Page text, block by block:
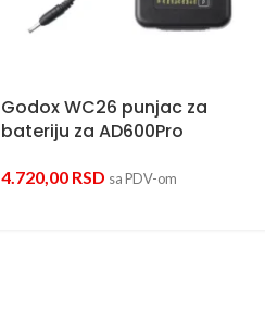
Godox WC26 punjac za
bateriju za AD600Pro
4.720,00 RSD sa PDV-om